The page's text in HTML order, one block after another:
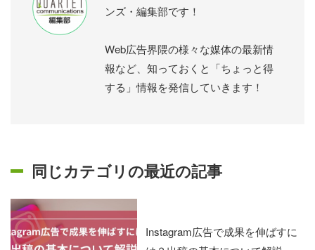
ンズ・編集部です！
Web広告界隈の様々な媒体の最新情
報など、知っておくと「ちょっと得
する」情報を発信していきます！
同じカテゴリの最近の記事
Instagram広告で成果を伸ばすに